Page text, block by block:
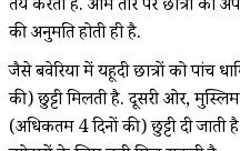
तय करता है. आम तौर पर छात्रों को
की अनुमति होती ही है.
जैसे बवेरिया में यहूदी छात्रों को पांच
की) छुट्टी मिलती है. दूसरी ओर, मुस्लिम
(अधिकतम 4 दिनों की) छुट्टी दी जाती